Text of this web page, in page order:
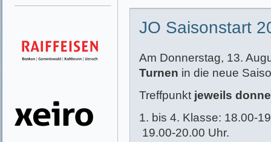
JO Saisonstart
Am Donnerstag, 13.
Turnen in die neue
Treffpunkt jeweils
1. bis 4. Klasse: 18.00-
19.00-20.00 Uhr.